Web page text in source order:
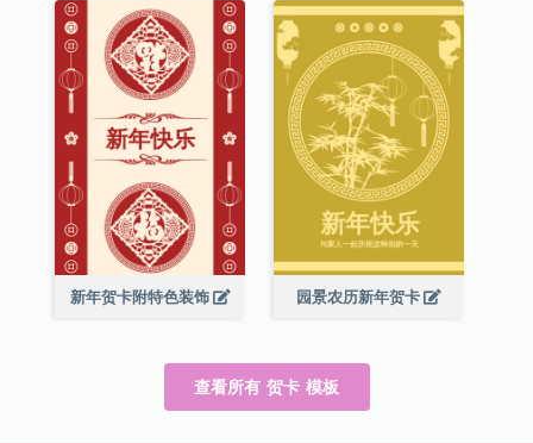
新年贺卡附特色装饰 园景农历新年贺卡
查看所有 贺卡 模板